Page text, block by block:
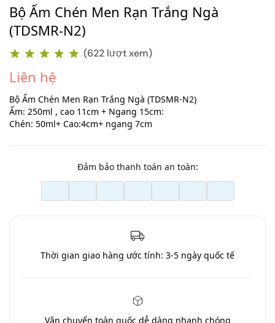
Bộ Ấm Chén Men Rạn Trắng Ngà
(TDSMR-N2)
(622 lượt xem)
Liên hệ
Bộ Ấm Chén Men Rạn Trắng Ngà (TDSMR-N2)
Ấm: 250ml , cao 11cm + Ngang 15cm:
Chén: 50ml+ Cao:4cm+ ngang 7cm
Đảm bảo thanh toán an toàn:
Thời gian giao hàng ước tính: 3-5 ngày quốc tế
Vận chuyển toàn quốc dễ dàng nhanh chóng